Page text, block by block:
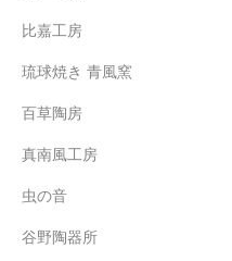
比嘉工房
琉球焼き 青風窯
百草陶房
真南風工房
虫の音
谷野陶器所